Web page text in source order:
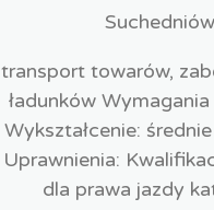
Suchedniów
transport towarów,
ładunków
Wykształcenie:
Uprawnienia:
dla prawa jazdy